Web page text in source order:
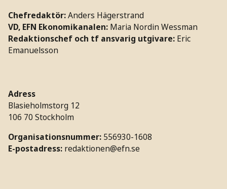
Chefredaktör:Anders Hägerstrand
VD, EFN Ekonomikanalen: Maria Nordin Wessman
Redaktionschef och tf ansvarig utgivare: Eric
Emanuelsson
Adress
Blasieholmstorg 12
106 70 Stockholm
Organisationsnummer: 556930-1608
E-postadress: redaktionen@efn.se